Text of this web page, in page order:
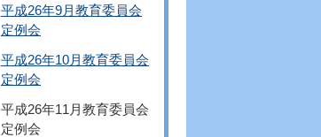
平成26年9月教育委員会
定例会
平成26年10月教育委員会
定例会
平成26年11月教育委員会
定例会